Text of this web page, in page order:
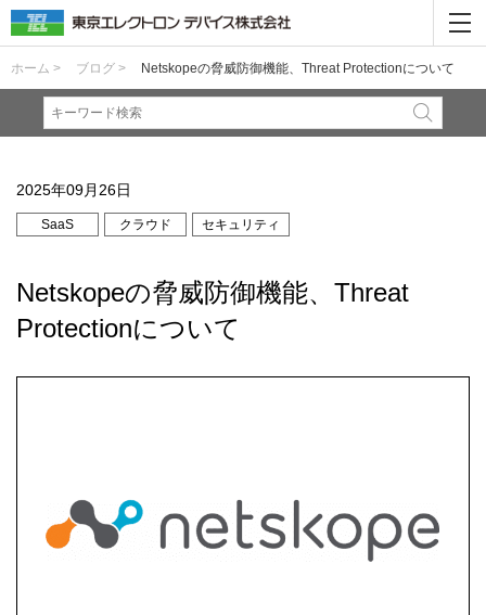
ホーム > ブログ > Netskopeの脅威防御機能、Threat Protectionについて
2025年09月26日
SaaS クラウド セキュリティ
Netskopeの脅威防御機能、Threat
Protectionについて